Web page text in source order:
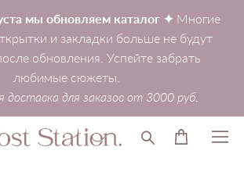
мы обновляем каталог ✦ Многие
и закладки больше не будут
обновления. Успейте забрать
любимые сюжеты.
доставка для заказов от 3000 руб.